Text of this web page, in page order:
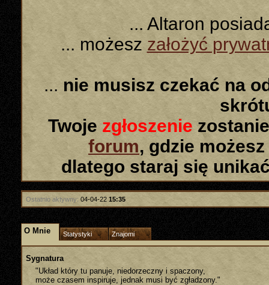
... Altaron
... możeszzałożyć
... nie musisz czekać na
Twoje zgłoszenie
forum, gdzie
dlatego staraj się
Ostatnio aktywny: 04-04-22 15:35
O Mnie Statystyki Znajomi
Sygnatura
"Układ który tu panuje, niedorzeczny i spaczony,
może czasem inspiruje, jednak musi być zgładzony."